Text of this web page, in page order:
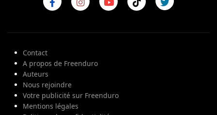
Contact
A propos de Freenduro
Auteurs
Nous rejoindre
Votre publicité sur Freenduro
Mentions légales